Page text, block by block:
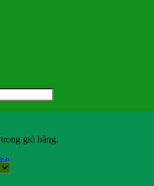
giỏ hàng.